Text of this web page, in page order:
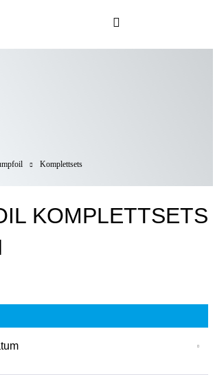
Komplettsets
KOMPLETTSETS